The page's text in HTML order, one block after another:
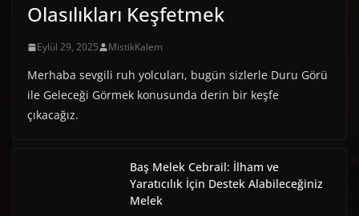
Olasılıkları Keşfetmek
Eylül 29, 2025 MistikKalem
Merhaba sevgili ruh yolcuları, bugün sizlerle Duru Görü
ile Geleceği Görmek konusunda derin bir keşfe
çıkacağız.
Baş Melek Cebrail: İlham ve
Yaratıcılık İçin Destek Alabileceğiniz
Melek